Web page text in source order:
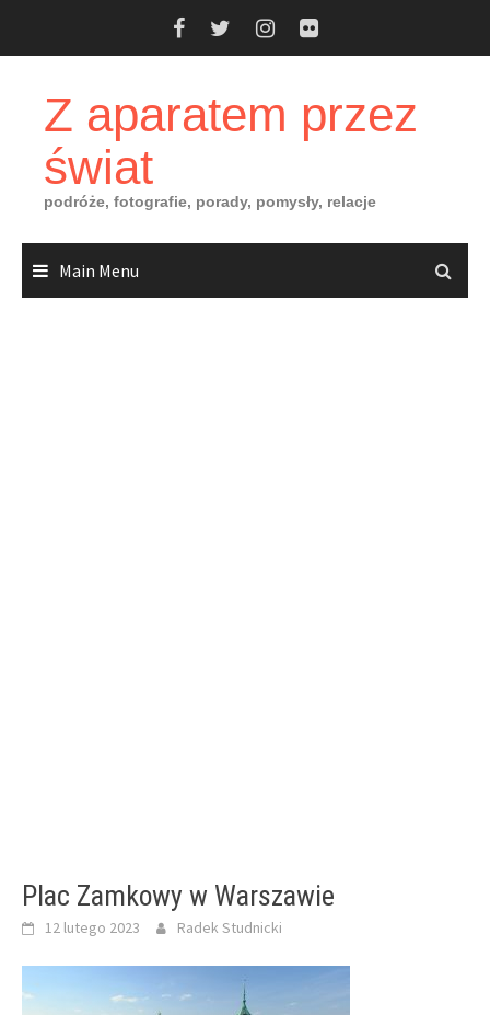
Z aparatem przez
świat
podróże, fotografie, porady, pomysły, relacje
Main Menu
Plac Zamkowy w Warszawie
12 lutego 2023 Radek Studnicki